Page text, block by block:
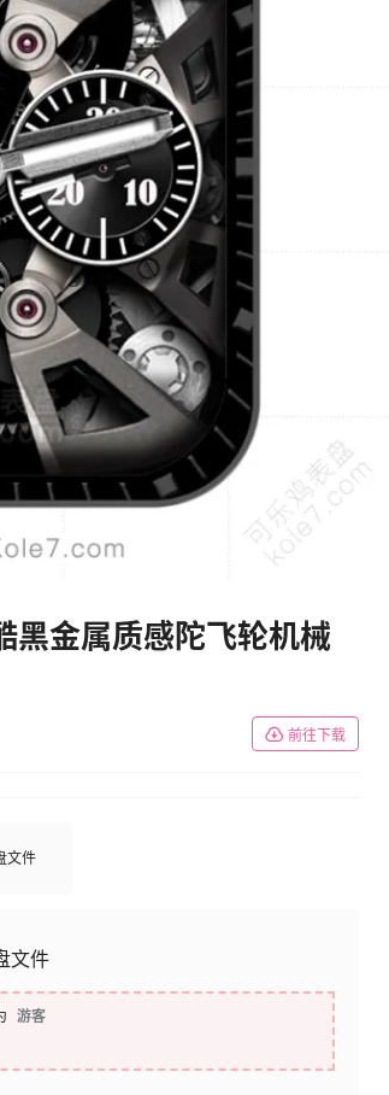
金属质感陀飞轮机械
前往下载
文件
文件
游客